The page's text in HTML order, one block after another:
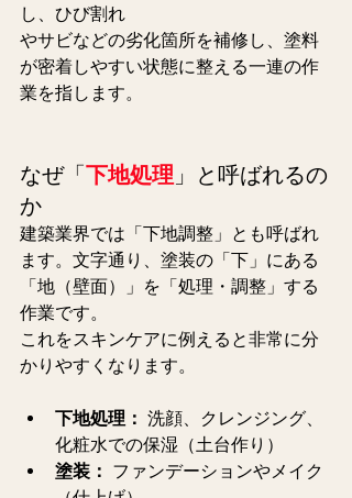
し、ひび割れ
やサビなどの劣化箇所を補修し、塗料
が密着しやすい状態に整える一連の作
業を指します。
なぜ「下地処理 」と呼ばれるの
か
建築業界では「下地調整」 とも呼ばれ
ます。文字通り、塗装の「下」にある
「地（壁面）」を「処理・調整」する
作業です。
これをスキンケアに例えると非常に分
かりやすくなります。
下地処理： 洗顔、クレンジング、
化粧水での保湿（土台作り）
塗装： ファンデーションやメイク